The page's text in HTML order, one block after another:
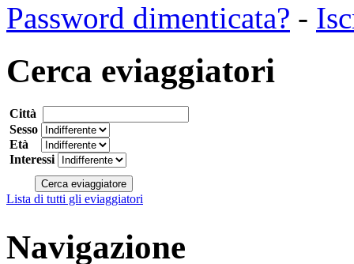
Password dimenticata? -
Cerca eviaggiatori
Città
Sesso
Età
Interessi
Lista di tutti gli eviaggiatori
Navigazione